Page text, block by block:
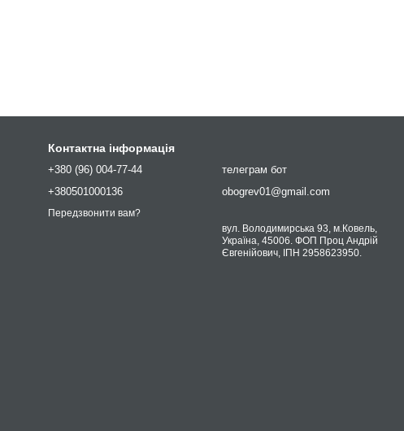
Контактна інформація
+380 (96) 004-77-44
+380501000136
Передзвонити вам?
телеграм бот
obogrev01@gmail.com
вул. Володимирська 93, м.Ковель,
Україна, 45006. ФОП Проц Андрій
Євгенійович, ІПН 2958623950.